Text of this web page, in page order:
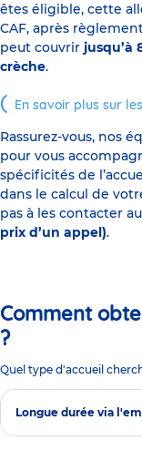
êtes éligible, cette
CAF, après
peut couvrir jusqu’à
crèche.
En savoir plus sur
Rassurez-vous, nos
pour vous
spécificités de
dans le calcul de
pas à les contacter au
prix d’un appel).
Comment
?
Quel type d'accueil
Longue durée via